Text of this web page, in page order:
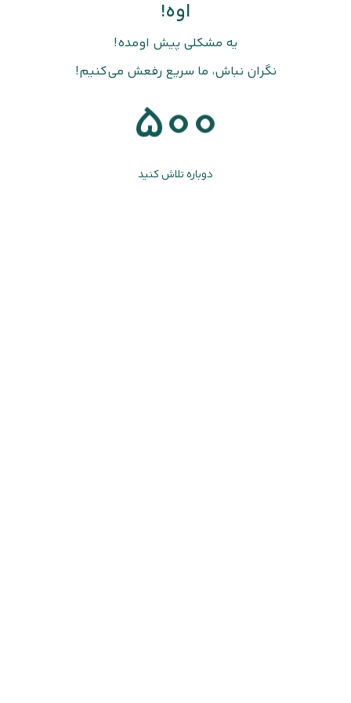
اوه!
یه مشکلی پیش اومده!
نگران نباش، ما سریع رفعش می‌کنیم!
500
دوباره تلاش کنید